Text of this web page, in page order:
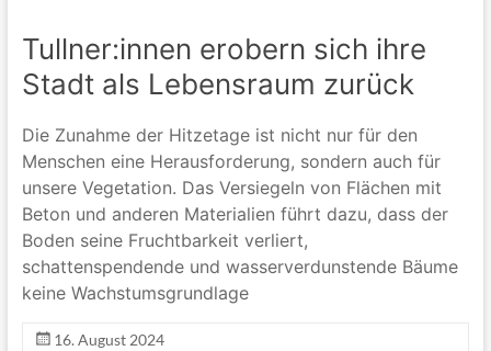
Tullner:innen erobern sich ihre
Stadt als Lebensraum zurück
Die Zunahme der Hitzetage ist nicht nur für den
Menschen eine Herausforderung, sondern auch für
unsere Vegetation. Das Versiegeln von Flächen mit
Beton und anderen Materialien führt dazu, dass der
Boden seine Fruchtbarkeit verliert,
schattenspendende und wasserverdunstende Bäume
keine Wachstumsgrundlage
16. August 2024